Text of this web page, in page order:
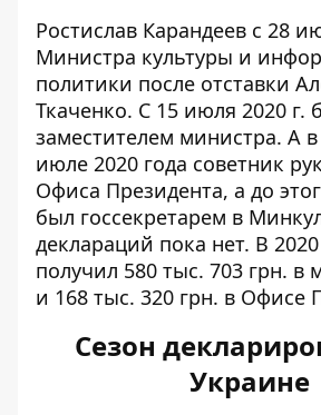
Ростислав Карандеев с 28
Министра культуры и
политики после отставки
Ткаченко. С 15 июля 2020 г.
заместителем министра. А
июле 2020 года советник
Офиса Президента, а до
был госсекретарем в
деклараций пока нет. В
получил 580 тыс. 703 грн. в
и 168 тыс. 320 грн. в Офисе
Сезон
Украине